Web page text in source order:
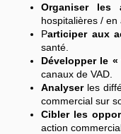
Organiser les
hospitalières / en
Participer aux
santé.
Développer le
canaux de VAD.
Analyserles
commercial sur
Cibler les
action